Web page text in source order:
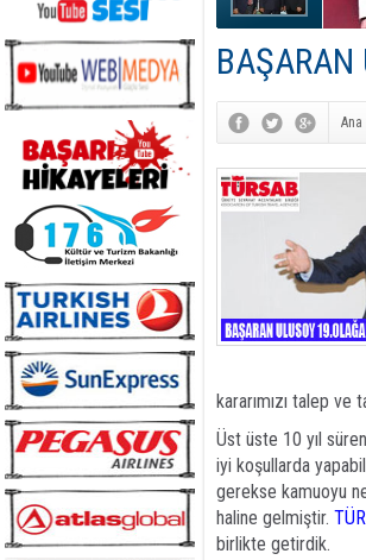
BAŞARAN
Ana
kararımızı talep ve
Üst üste 10 yıl
iyi koşullarda
gerekse kamuoyu
haline gelmiştir.
birlikte getirdik.